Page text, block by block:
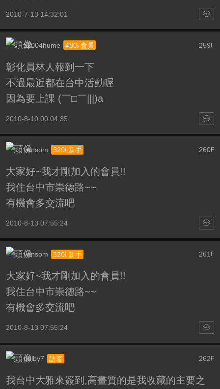
2010-7-13 14:32:01
259 F
z2004hume 480i 會員
彰化員林人報到一下
不過最近都在台中活動喔
因為要上課 (￣□￣|||)a
2010-8-10 00:04:35
260F
vansom 320i 新手
大家好~我才剛加入的會員!!
我住台中市崇德路~~
有機會多交流吧
2010-8-13 07:55:24
261 F
vansom 320i 新手
大家好~我才剛加入的會員!!
我住台中市崇德路~~
有機會多交流吧
2010-8-13 07:55:24
262 F
dolby7 訪客
我台中大雅來簽到,高畫質的是我收藏的主要之